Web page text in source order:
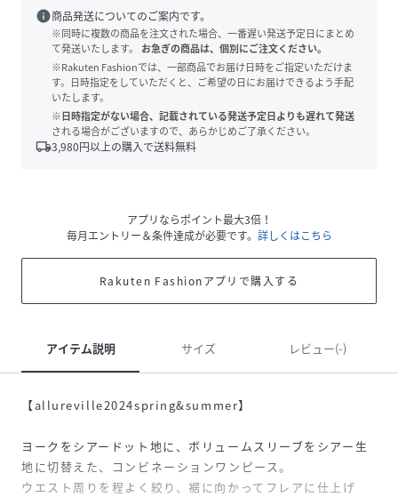
info商品発送についてのご案内です。
※同時に複数の商品を注文された場合、一番遅い発送予定日にまとめ
て発送いたします。
お急ぎの商品は、個別にご注文ください。
※Rakuten Fashionでは、一部商品でお届け日時をご指定いただけま
す。日時指定をしていただくと、ご希望の日にお届けできるよう手配
いたします。
※日時指定がない場合、記載されている発送予定日よりも遅れて発送
される場合がございますので、あらかじめご了承ください。
local_shipping3,980円以上の購入で送料無料
アプリならポイント最大3倍！
毎月エントリー＆条件達成が必要です。 詳しくはこちら
Rakuten Fashionアプリで購入する
アイテム説明 サイズ レビュー(-)
【allureville2024spring&summer】
ヨークをシアードット地に、ボリュームスリーブをシアー生
地に切替えた、コンビネーションワンピース。
ウエスト周りを程よく絞り、裾に向かってフレアに仕上げ